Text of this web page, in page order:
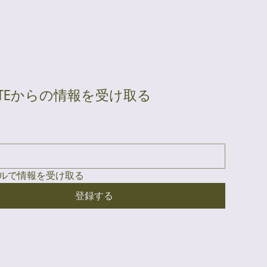
からの情報を受け取る
で情報を受け取る
登録する